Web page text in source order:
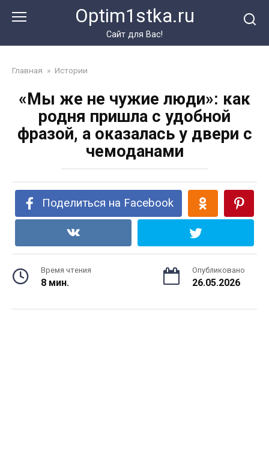
Optim1stka.ru
Сайт для Вас!
Главная » Истории
«Мы же не чужие люди»: как
родня пришла с удобной
фразой, а оказалась у двери с
чемоданами
Поделиться на Facebook
Время чтения
8 мин.
Опубликовано
26.05.2026